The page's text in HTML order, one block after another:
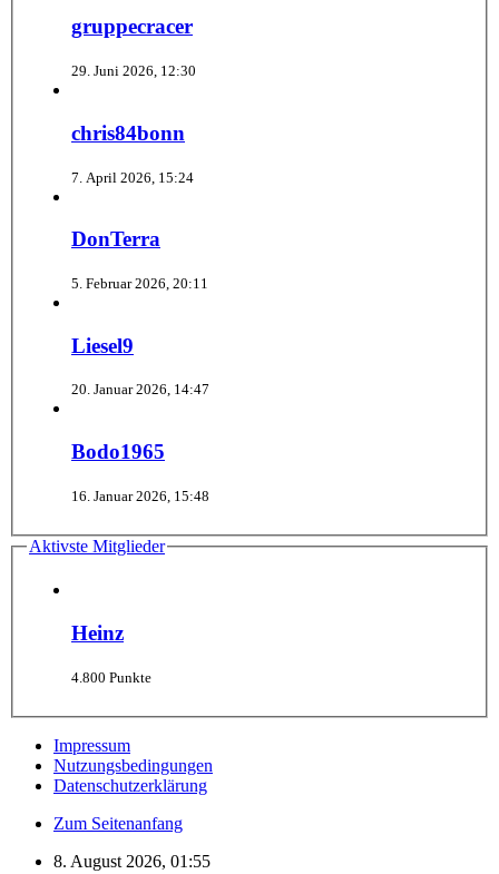
gruppecracer
29. Juni 2026, 12:30
chris84bonn
7. April 2026, 15:24
DonTerra
5. Februar 2026, 20:11
Liesel9
20. Januar 2026, 14:47
Bodo1965
16. Januar 2026, 15:48
Aktivste Mitglieder
Heinz
4.800 Punkte
Impressum
Nutzungsbedingungen
Datenschutzerklärung
Zum Seitenanfang
8. August 2026, 01:55